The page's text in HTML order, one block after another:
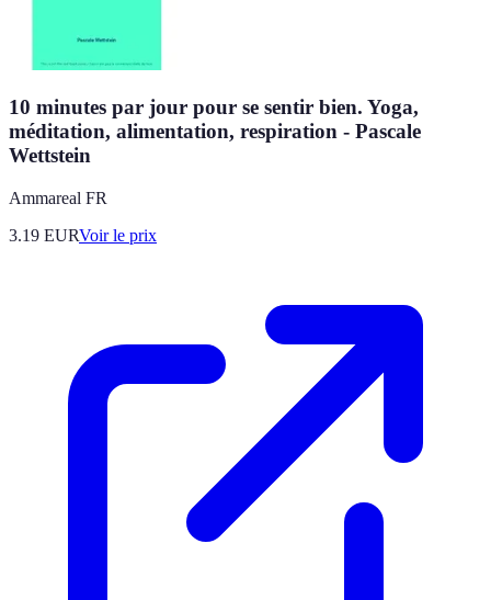
10 minutes par jour pour se sentir bien. Yoga,
méditation, alimentation, respiration - Pascale
Wettstein
Ammareal FR
3.19 EURVoir le prix